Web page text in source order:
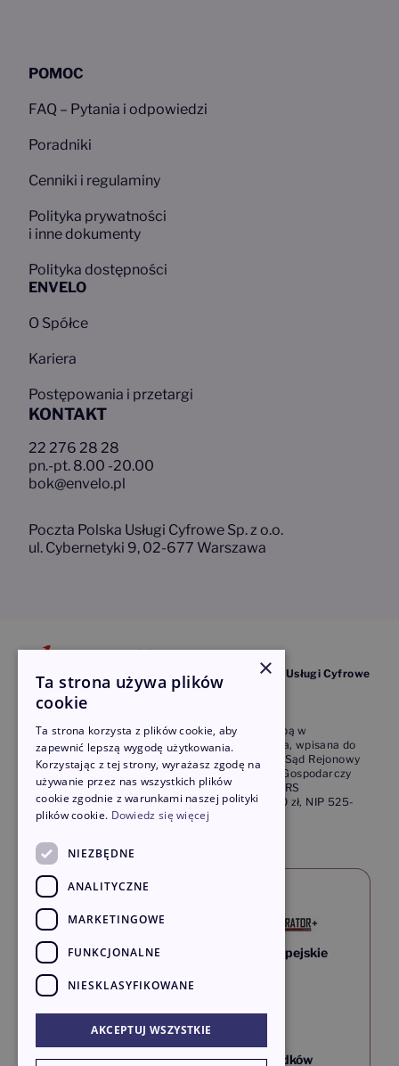
POMOC
FAQ – Pytania i odpowiedzi
Poradniki
Cenniki i regulaminy
Polityka prywatności
i inne dokumenty
Polityka dostępności
ENVELO
O Spółce
Kariera
Postępowania i przetargi
KONTAKT
22 276 28 28
pn.-pt. 8.00 -20.00
bok@envelo.pl
Poczta Polska Usługi Cyfrowe Sp. z o.o.
ul. Cybernetyki 9, 02-677 Warszawa
Envelo to marka pod którą działa Poczta Polska Usługi Cyfrowe
Sp. z o.o.,
należąca do grupy Poczta Polska S. A.
Poczta Polska Usługi Cyfrowe Sp. z o.o. z siedzibą w
Warszawie, ul. Cybernetyki 9, 02-677 Warszawa, wpisana do
Rejestru Przedsiębiorców prowadzonego przez Sąd Rejonowy
dla m. st. Warszawy w Warszawie, XIII Wydział Gospodarczy
Krajowego Rejestru Sądowego, pod numerem KRS
0000425263, kapitał zakładowy 11.000.000,00 zł, NIP 525-
25-33-454.
Fundusze Europejskie
innowacyjnej
gospodarki
Projekt współfinansowany ze środków
×
Ta strona używa plików
cookie
Ta strona korzysta z plików cookie, aby
zapewnić lepszą wygodę użytkowania.
Korzystając z tej strony, wyrażasz zgodę na
używanie przez nas wszystkich plików
cookie zgodnie z warunkami naszej polityki
plików cookie. Dowiedz się więcej
NIEZBĘDNE
ANALITYCZNE
MARKETINGOWE
FUNKCJONALNE
NIESKLASYFIKOWANE
AKCEPTUJ WSZYSTKIE